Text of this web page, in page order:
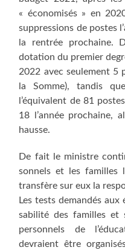
« éco­no­mi­sés » en
sup­pres­sions de postes
la ren­trée pro­chaine.
dota­tion du pre­mier
2022 avec seule­ment 5
la Somme), tan­dis
l’équivalent de 81
18 l’année pro­chaine,
hausse.
De fait le ministre
son­nels et les familles
trans­fère sur eux la
Les tests deman­dés
sa­bi­li­té des familles et
per­son­nels de
devraient être